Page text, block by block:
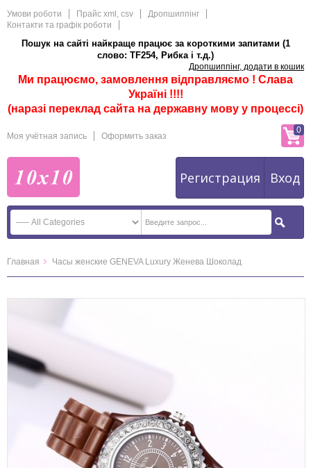
Умови роботи Прайс xml, csv
Дропшиппінг
Контакти та графік роботи
Пошук на сайті найкраще працює за короткими запитами (1
слово: TF254, Рибка і т.д.)
Дропшиппінг, додати в кошик
Ми працюємо, замовлення відправляємо ! Слава
Україні !!!!
(наразі переклад сайта на державну мову у процессі)
Моя учётная запись Оформить заказ
Регистрация Вход
0
Главная Часы женские GENEVA Luxury Женева Шоколад